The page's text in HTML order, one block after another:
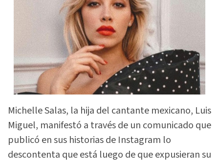
Michelle Salas, la hija del cantante mexicano, Luis
Miguel, manifestó a través de un comunicado que
publicó en sus historias de Instagram lo
descontenta que está luego de que expusieran su